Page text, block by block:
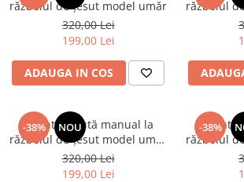
războiul de țesut model umăr
320,00 Lei
199,00 Lei
ADAUGA IN COS
războiul
-38% NOU
Geantă țesută manual la
războiul de țesut model umăr
- Copie
320,00 Lei
199,00 Lei
-38%
Geantă
războiul